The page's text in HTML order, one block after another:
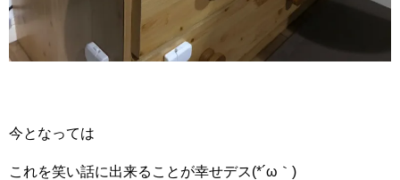
今となっては
これを笑い話に出来ることが幸せデス(*´ω｀)